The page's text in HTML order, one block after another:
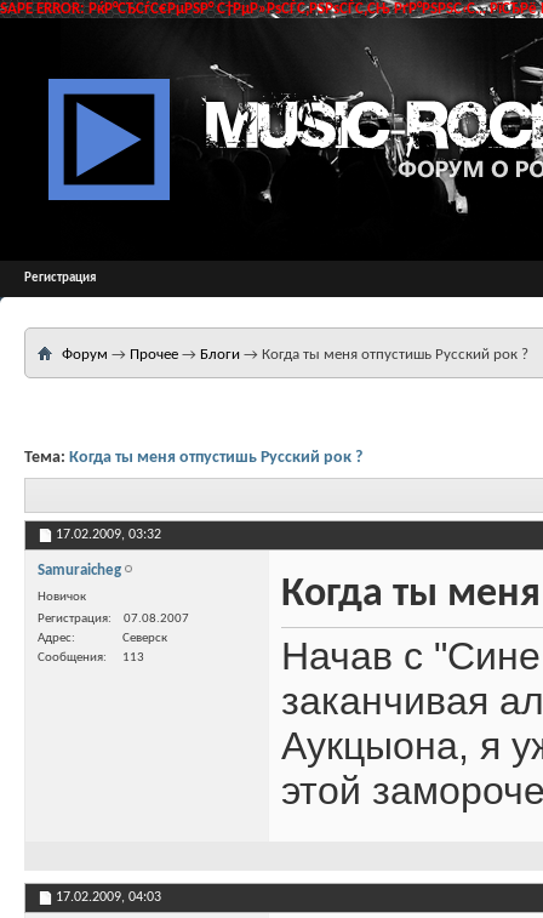
SAPE ERROR: РќР°СЂСѓС€РµРЅР° С†РµР»РѕСЃС‚РЅРѕСЃС‚СЊ РґР°РЅРЅС‹С…
Регистрация
Форум → Прочее → Блоги → Когда ты меня отпустишь Русский рок ?
Тема: Когда ты меня отпустишь Русский рок ?
17.02.2009, 03:32
Samuraicheg
Новичок
Регистрация
07.08.2007
Адрес
Северск
Сообщения
113
Когда ты
Начав с
заканчивая
Аукцыона, я
этой
17.02.2009, 04:03